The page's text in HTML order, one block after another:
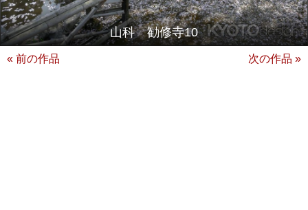
山科 勧修寺10
« 前の作品 次の作品 »